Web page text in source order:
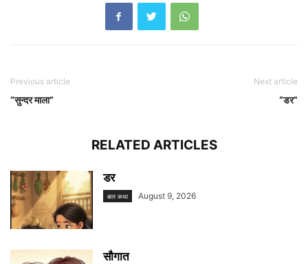
Previous article
“सुन्दर माला”
Next article
“डर”
RELATED ARTICLES
डर
बाल कथा August 9, 2026
सौगात